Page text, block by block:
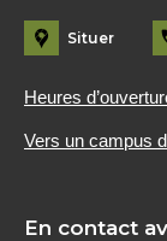
Situer
Heures
Vers un campus
En contact